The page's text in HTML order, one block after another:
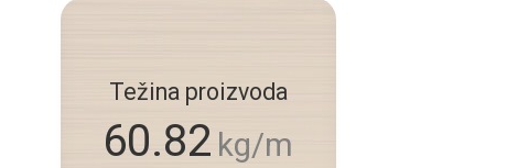
Težina proizvoda
60.82 kg/m